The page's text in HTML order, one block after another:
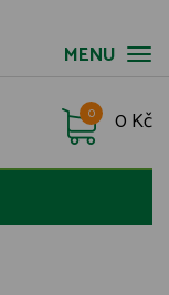
MENU
0 Kč
0